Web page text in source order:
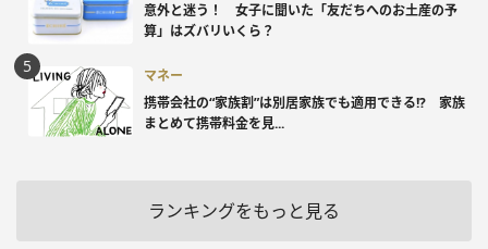
意外と迷う！ 女子に聞いた「友だちへのお土産の予
算」はズバリいくら？
マネー
携帯会社の“家族割”は別居家族でも適用できる!? 家族
まとめて携帯料金を見...
ランキングをもっと見る